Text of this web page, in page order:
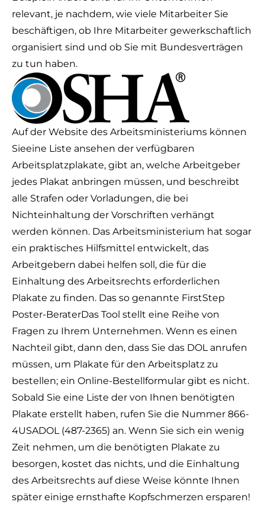
relevant, je nachdem, wie viele Mitarbeiter Sie
beschäftigen, ob Ihre Mitarbeiter gewerkschaftlich
organisiert sind und ob Sie mit Bundesverträgen
zu tun haben.
Auf der Website des Arbeitsministeriums können
Sieeine Liste ansehen der verfügbaren
Arbeitsplatzplakate, gibt an, welche Arbeitgeber
jedes Plakat anbringen müssen, und beschreibt
alle Strafen oder Vorladungen, die bei
Nichteinhaltung der Vorschriften verhängt
werden können. Das Arbeitsministerium hat sogar
ein praktisches Hilfsmittel entwickelt, das
Arbeitgebern dabei helfen soll, die für die
Einhaltung des Arbeitsrechts erforderlichen
Plakate zu finden. Das so genannte FirstStep
Poster-BeraterDas Tool stellt eine Reihe von
Fragen zu Ihrem Unternehmen. Wenn es einen
Nachteil gibt, dann den, dass Sie das DOL anrufen
müssen, um Plakate für den Arbeitsplatz zu
bestellen; ein Online-Bestellformular gibt es nicht.
Sobald Sie eine Liste der von Ihnen benötigten
Plakate erstellt haben, rufen Sie die Nummer 866-
4USADOL (487-2365) an. Wenn Sie sich ein wenig
Zeit nehmen, um die benötigten Plakate zu
besorgen, kostet das nichts, und die Einhaltung
des Arbeitsrechts auf diese Weise könnte Ihnen
später einige ernsthafte Kopfschmerzen ersparen!